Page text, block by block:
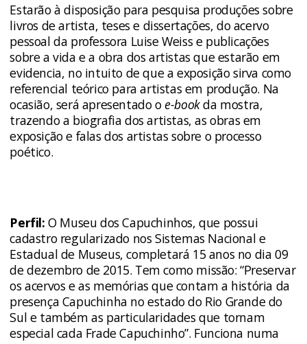
Estarão à disposição para pesquisa produções sobre
livros de artista, teses e dissertações, do acervo
pessoal da professora Luise Weiss e publicações
sobre a vida e a obra dos artistas que estarão em
evidencia, no intuito de que a exposição sirva como
referencial teórico para artistas em produção. Na
ocasião, será apresentado oe-bookda mostra,
trazendo a biografia dos artistas, as obras em
exposição e falas dos artistas sobre o processo
poético.
Perfil: O Museu dos Capuchinhos, que possui
cadastro regularizado nos Sistemas Nacional e
Estadual de Museus, completará 15 anos no dia 09
de dezembro de 2015. Tem como missão: “Preservar
os acervos e as memórias que contam a história da
presença Capuchinha no estado do Rio Grande do
Sul e também as particularidades que tornam
especial cada Frade Capuchinho”. Funciona numa